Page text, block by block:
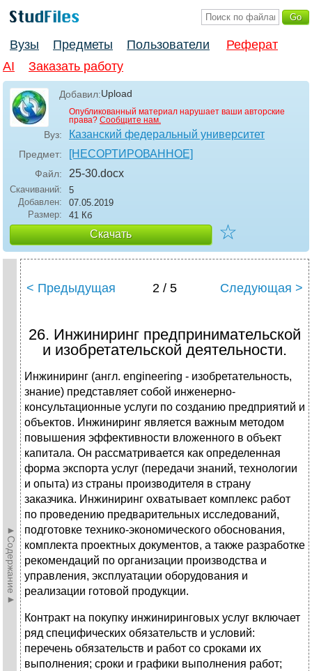
Вузы Предметы Пользователи
Реферат
AI
Заказать работу
Добавил:Upload
Опубликованный материал нарушает ваши авторские
права? Сообщите нам.
Вуз: Казанский федеральный университет
Предмет: [НЕСОРТИРОВАННОЕ]
Файл: 25-30.docx
Скачиваний:
5
Добавлен:
07.05.2019
Размер:
41 Кб
Скачать ☆
►Содержание►
< Предыдущая 2 / 5 Следующая >
26. Инжиниринг предпринимательской
и изобретательской деятельности.
Инжиниринг (англ. engineering - изобретательность,
знание) представ­ляет собой инженерно-
консультационные услуги по созданию предприятий и
объектов. Инжиниринг является важным методом
повышения эффектив­ности вложенного в объект
капитала. Он рассматривается как определен­ная
форма экспорта услуг (передачи знаний, технологии
и опыта) из страны производителя в страну
заказчика. Инжиниринг охватывает комплекс работ
по проведению предварительных исследований,
подготовке технико-эконо­мического обоснования,
комплекта проектных документов, а также разра­ботке
рекомендаций по организации производства и
управления, эксплуата­ции оборудования и
реализации готовой продукции.
Контракт на покупку инжиниринговых услуг включает
ряд специфичес­ких обязательств и условий:
перечень обязательств и работ со сроками их
выполнения; сроки и графики выполнения работ;